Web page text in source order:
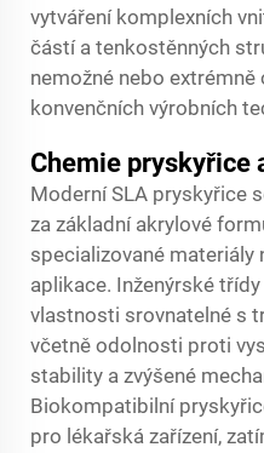
vytváření komplexních
částí a tenkostěnných
nemožné nebo
konvenčních výrobních
Chemie pryskyřice
Moderní SLA pryskyřice
za základní akrylové
specializované materiály
aplikace. Inženýrské
vlastnosti srovnatelné s
včetně odolnosti proti
stability a zvýšené
Biokompatibilní
pro lékařská zařízení,